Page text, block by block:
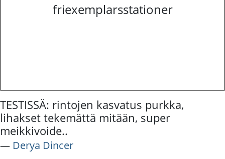
friexemplarsstationer
TESTISSÄ: rintojen kasvatus purkka,
lihakset tekemättä mitään, super
meikkivoide..
― Derya Dincer